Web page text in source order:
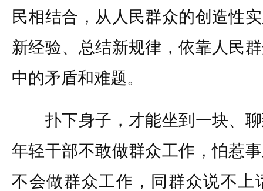
民相结合，从人民群众的创造性
新经验、总结新规律，依靠人民
中的矛盾和难题。
扑下身子，才能坐到一块、聊
年轻干部不敢做群众工作，怕惹
不会做群众工作，同群众说不上